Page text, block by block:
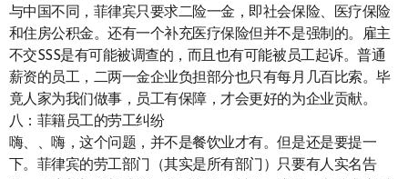
与中国不同，菲律宾只要求二险一金，即社会保险、医疗保险
和住房公积金。还有一个补充医疗保险但并不是强制的。雇主
不交SSS是有可能被调查的，而且也有可能被员工起诉。普通
薪资的员工，二两一金企业负担部分也只有每月几百比索。毕
竟人家为我们做事，员工有保障，才会更好的为企业贡献。
八：菲籍员工的劳工纠纷
嗨、、嗨，这个问题，并不是餐饮业才有。但是还是要提一
下。菲律宾的劳工部门（其实是所有部门）只要有人实名告